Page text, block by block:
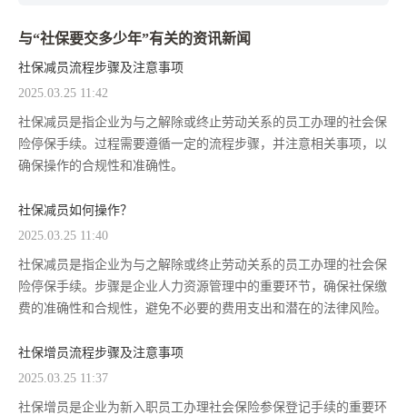
与“社保要交多少年”有关的资讯新闻
社保减员流程步骤及注意事项
2025.03.25 11:42
社保减员是指企业为与之解除或终止劳动关系的员工办理的社会保
险停保手续。过程需要遵循一定的流程步骤，并注意相关事项，以
确保操作的合规性和准确性。
社保减员如何操作？
2025.03.25 11:40
社保减员是指企业为与之解除或终止劳动关系的员工办理的社会保
险停保手续。步骤是企业人力资源管理中的重要环节，确保社保缴
费的准确性和合规性，避免不必要的费用支出和潜在的法律风险。
社保增员流程步骤及注意事项
2025.03.25 11:37
社保增员是企业为新入职员工办理社会保险参保登记手续的重要环